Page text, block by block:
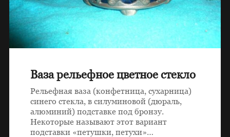
Ваза рельефное цветное стекло
Рельефная ваза (конфетница, сухарница)
синего стекла, в силуминовой (дюраль,
алюминий) подставке под бронзу.
Некоторые называют этот вариант
подставки «петушки, петухи»…